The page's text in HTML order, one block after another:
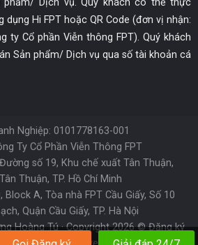
Dịch vụ. Quý khách có thể thực
dụng Hi FPT hoặc QR Code (đơn vị nhận:
ty Cổ phần Viễn thông FPT). Quý khách
Sản phẩm/ Dịch vụ qua số tài khoản cá
Nghiệp: 0101778163-001
Ty Cổ Phần Viễn Thông FPT
số 19, Khu chế xuất Tân Thuận,
Thuận, TP. Hồ Chí Minh
Block A, Tòa nhà FPT Cầu Giấy, Số 10
Quận Cầu Giấy, TP. Hà Nội
Hoàng Tú · Copyright 2026 ©Đăng ký